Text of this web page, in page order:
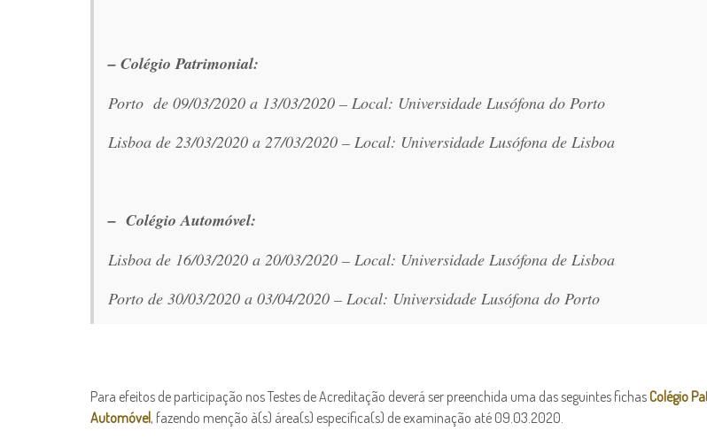
– Colégio Patrimonial:
Porto de 09/03/2020 a 13/03/2020 – Local: Universidade Lusófona do Porto
Lisboa de 23/03/2020 a 27/03/2020 – Local: Universidade Lusófona de Lisboa
– Colégio Automóvel:
Lisboa de 16/03/2020 a 20/03/2020 – Local: Universidade Lusófona de Lisboa
Porto de 30/03/2020 a 03/04/2020 – Local: Universidade Lusófona do Porto
Para efeitos de participação nos Testes de Acreditação deverá ser preenchida uma das seguintes fichasColégio
Automóvel, fazendo menção à(s) área(s) específica(s) de examinação até 09.03.2020.